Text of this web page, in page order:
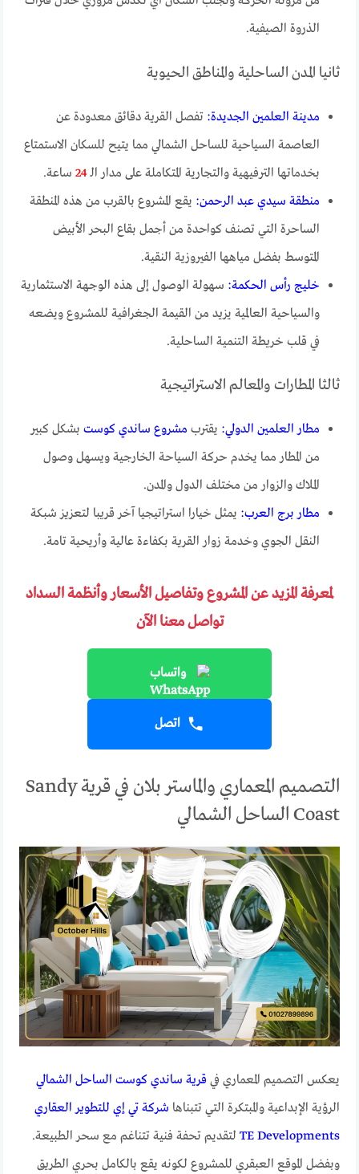
الذروة الصيفية.
ثانيا المدن الساحلية والمناطق الحيوية
مدينة العلمين الجديدة: تفصل القرية دقائق معدودة عن
العاصمة السياحية للساحل الشمالي مما يتيح للسكان الاستمتاع
بخدماتها الترفيهية والتجارية المتكاملة على مدار الـ24 ساعة.
منطقة سيدي عبد الرحمن: يقع المشروع بالقرب من هذه المنطقة
الساحرة التي تصنف كواحدة من أجمل بقاع البحر الأبيض
المتوسط بفضل مياهها الفيروزية النقية.
خليج رأس الحكمة: سهولة الوصول إلى هذه الوجهة الاستثمارية
والسياحية العالمية يزيد من القيمة الجغرافية للمشروع ويضعه
في قلب خريطة التنمية الساحلية.
ثالثا المطارات والمعالم الاستراتيجية
مطار العلمين الدولي: يقترب مشروع ساندي كوست بشكل كبير
من المطار مما يخدم حركة السياحة الخارجية ويسهل وصول
الملاك والزوار من مختلف الدول والمدن.
مطار برج العرب: يمثل خيارا استراتيجيا آخر قريبا لتعزيز شبكة
النقل الجوي وخدمة زوار القرية بكفاءة عالية وأريحية تامة.
لمعرفة المزيد عن المشروع وتفاصيل الأسعار وأنظمة السداد
تواصل معنا الآن
واتساب
اتصل
التصميم المعماري والماستر بلان في قرية Sandy
Coast الساحل الشمالي
يعكس التصميم المعماري في قرية ساندي كوست الساحل الشمالي
الرؤية الإبداعية والمبتكرة التي تتبناها شركة تي إي للتطوير العقاري
TE Developments لتقديم تحفة فنية تتناغم مع سحر الطبيعة.
وبفضل الموقع العبقري للمشروع لكونه يقع بالكامل بحري الطريق